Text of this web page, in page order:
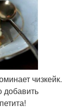
чизкейк.
добавить